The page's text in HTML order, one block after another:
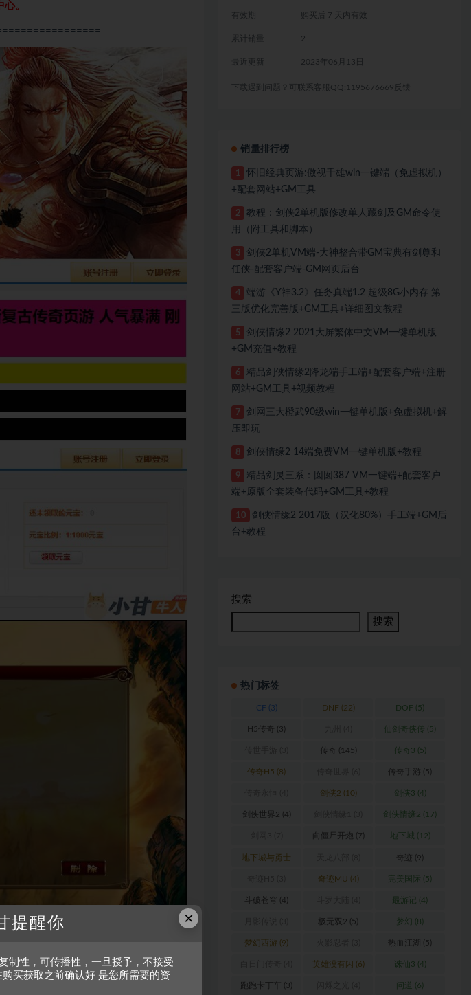
。
有效期 购买后 7 天内有效
累计销量 2
最近更新 2023年06月13日
下载遇到问题？可联系客服QQ:1195676669反馈
销量排行榜
1
怀旧经典页游:傲视千雄win一键端（免虚拟机）
+配套网站+GM工具
2
教程：剑侠2单机版修改单人藏剑及GM命令使
用（附工具和脚本）
3
剑侠2单机VM端-大神整合带GM宝典有剑尊和
任侠-配套客户端-GM网页后台
4
端游《Y神3.2》任务真端1.2 超级8G小内存 第
三版优化完善版+GM工具+详细图文教程
5
剑侠情缘2 2021大屏繁体中文VM一键单机版
+GM充值+教程
6
精品剑侠情缘2降龙端手工端+配套客户端+注册
网站+GM工具+视频教程
7
剑网三大橙武90级win一键单机版+免虚拟机+解
压即玩
8 剑侠情缘2 14端免费VM一键单机版+教程
9
精品剑灵三系：囡囡387 VM一键端+配套客户
端+原版全套装备代码+GM工具+教程
10
剑侠情缘2 2017版（汉化80%）手工端+GM后
台+教程
搜索
搜索
热门标签
CF (3) DNF (22) DOF (5)
H5传奇 (3) 仙剑奇侠传 (5)
传奇 (145) 传奇3 (5)
传奇H5 (8) 传奇手游 (5)
剑侠2 (10) 剑侠3 (4)
剑侠世界2 (4) 剑侠情缘2 (17)
向僵尸开炮 (7) 地下城 (12)
地下城与勇士 奇迹 (9)
奇迹MU (4) 完美国际 (5)
斗破苍穹 (4) 最游记 (4)
极无双2 (5) 梦幻 (8)
梦幻西游 (9) 热血江湖 (5)
英雄没有闪 (6) 诛仙3 (4)
跑跑卡丁车 (3) 问道 (6)
×
提醒你
制性，可传播性，一旦授予，不接受
买获取之前确认好 是您所需要的资